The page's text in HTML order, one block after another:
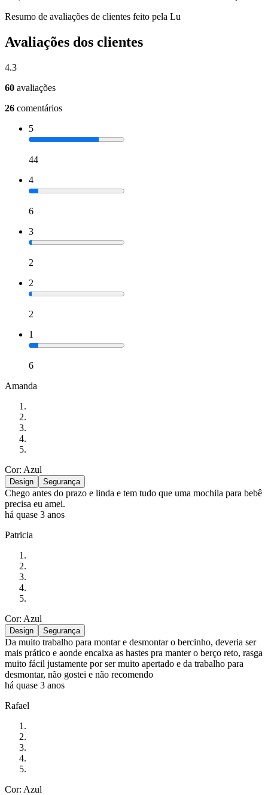
Resumo de avaliações de clientes feito pela Lu
Avaliações dos clientes
4.3
60 avaliações
26 comentários
5
44
4
6
3
2
2
2
1
6
Amanda
Cor: Azul
Design Segurança
Chego antes do prazo e linda e tem tudo que uma mochila para bebê
precisa eu amei.
há quase 3 anos
Patricia
Cor: Azul
Design Segurança
Da muito trabalho para montar e desmontar o bercinho, deveria ser
mais prático e aonde encaixa as hastes pra manter o berço reto, rasga
muito fácil justamente por ser muito apertado e da trabalho para
desmontar, não gostei e não recomendo
há quase 3 anos
Rafael
Cor: Azul